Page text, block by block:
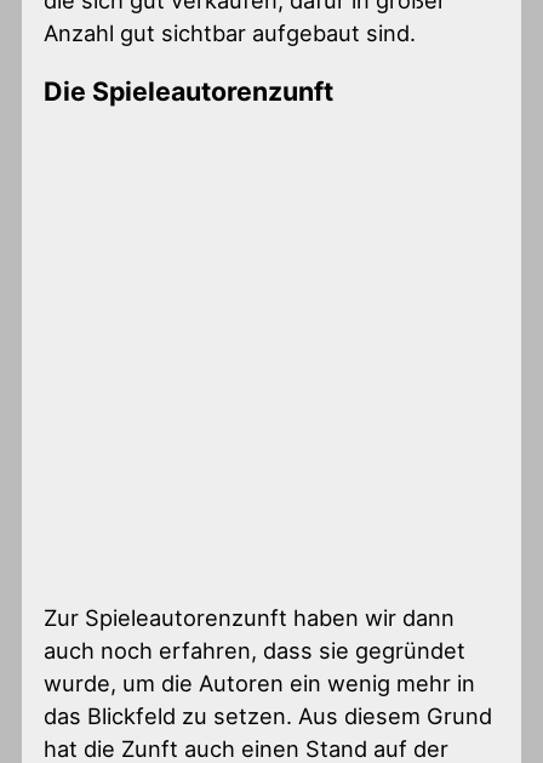
Anzahl gut sichtbar aufgebaut sind.
Die Spieleautorenzunft
Zur Spieleautorenzunft haben wir dann
auch noch erfahren, dass sie gegründet
wurde, um die Autoren ein wenig mehr in
das Blickfeld zu setzen. Aus diesem Grund
hat die Zunft auch einen Stand auf der